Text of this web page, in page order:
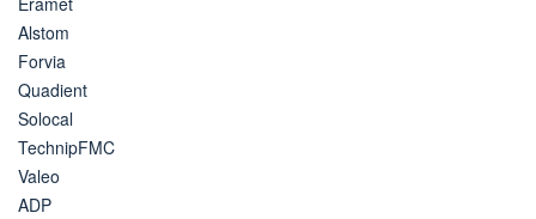
Alstom
Forvia
Quadient
Solocal
TechnipFMC
Valeo
ADP